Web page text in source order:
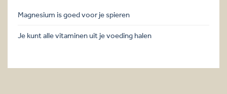
Magnesium is goed voor je spieren
Je kunt alle vitaminen uit je voeding halen